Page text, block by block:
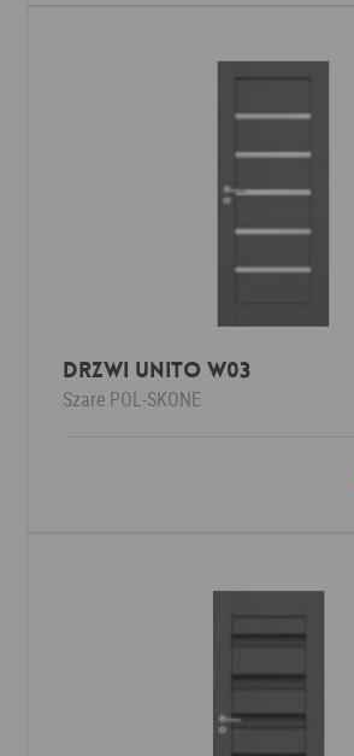
Drzwi UNITO W03
Szare POL-SKONE